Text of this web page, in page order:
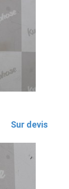
Sur devis